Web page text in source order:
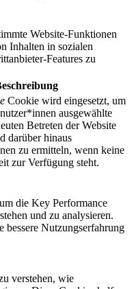
Website-Funktionen
Inhalten in sozialen
Features zu
Cookie wird eingesetzt, um
ausgewählte
Betreten der Website
darüber hinaus
zu ermitteln, wenn keine
zur Verfügung steht.
die Key Performance
und zu analysieren.
bessere Nutzungserfahrung
verstehen, wie